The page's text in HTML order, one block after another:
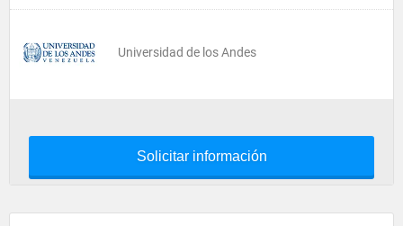
Universidad de los Andes
Solicitar información